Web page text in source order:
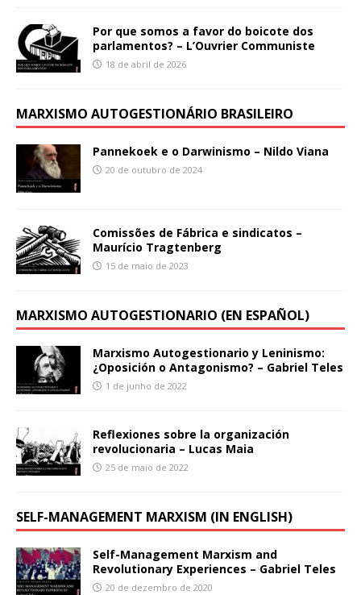
Por que somos a favor do boicote dos
parlamentos? – L’Ouvrier Communiste
18 de abril de 2026
MARXISMO AUTOGESTIONÁRIO BRASILEIRO
Pannekoek e o Darwinismo – Nildo Viana
20 de outubro de 2024
Comissões de Fábrica e sindicatos –
Maurício Tragtenberg
15 de maio de 2023
MARXISMO AUTOGESTIONARIO (EN ESPAÑOL)
Marxismo Autogestionario y Leninismo:
¿Oposición o Antagonismo? – Gabriel Teles
1 de junho de 2022
Reflexiones sobre la organización
revolucionaria – Lucas Maia
25 de maio de 2022
SELF-MANAGEMENT MARXISM (IN ENGLISH)
Self-Management Marxism and
Revolutionary Experiences – Gabriel Teles
20 de dezembro de 2020